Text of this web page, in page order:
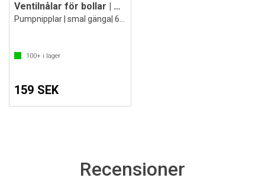
Ventilnålar för bollar | Premium
100+ i lager
159 SEK
Recensioner